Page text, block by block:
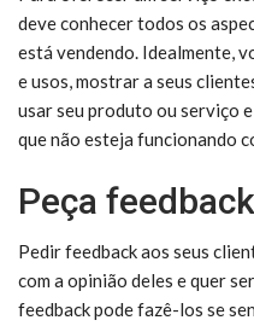
deve conhecer todos os
está vendendo. Idealmente,
e usos, mostrar a seus
usar seu produto ou serviço
que não esteja funcionando
Peça feedback
Pedir feedback aos seus
com a opinião deles e quer
feedback pode fazê-los se